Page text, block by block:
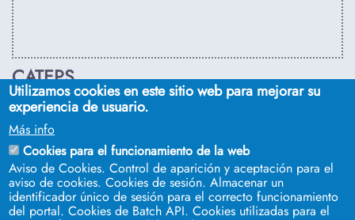
CATEPS
C/ Euclides, s/n. Sevilla 41092. Tel.: 955 42 03 53
secdireps@us.es
Utilizamos cookies en este sitio web para mejorar su
experiencia de usuario.
Más info
Cookies para el funcionamiento de la web
Aviso de Cookies. Control de aparición y aceptación para el
aviso de cookies. Cookies de sesión. Almacenar un
identificador único de sesión para el correcto funcionamiento
del portal. Cookies de Batch API. Cookies utilizadas para el